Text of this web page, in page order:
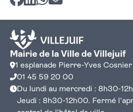
Mairie de la Ville de Villejuif
1 esplanade Pierre-Yves
01 45 59 20 00
Du lundi au mercredi : 8h30-
Jeudi : 8h30-12h00. Fermé